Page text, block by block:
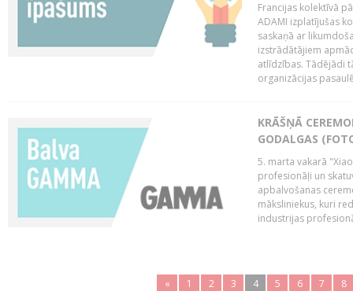
Francijas kolektīvā
ADAMI izplatījušas
saskaņā ar
izstrādātājiem
atlīdzības. Tādējādi
organizācijas
KRĀŠŅĀ
GODALGAS
5. marta vakarā
profesionāļi un
apbalvošanas
māksliniekus, kuri
industrijas
« 1 2 3 4 5 6 7 8